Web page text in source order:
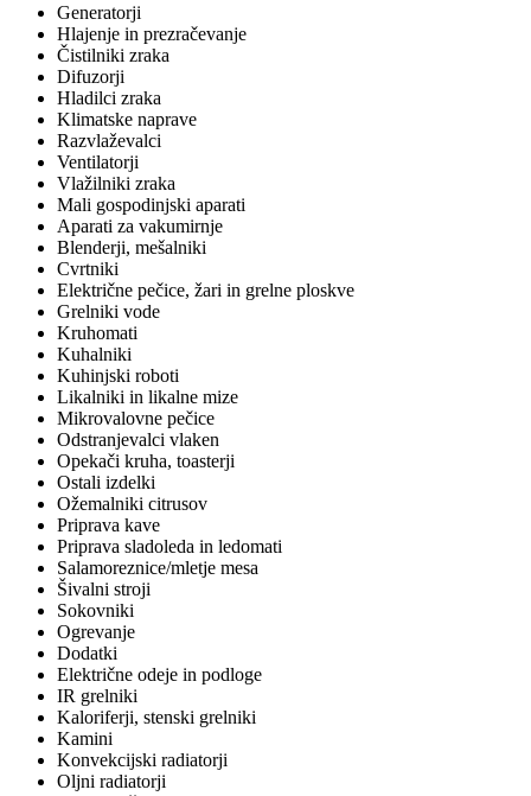
Generatorji
Hlajenje in prezračevanje
Čistilniki zraka
Difuzorji
Hladilci zraka
Klimatske naprave
Razvlaževalci
Ventilatorji
Vlažilniki zraka
Mali gospodinjski aparati
Aparati za vakumirnje
Blenderji, mešalniki
Cvrtniki
Električne pečice, žari in grelne ploskve
Grelniki vode
Kruhomati
Kuhalniki
Kuhinjski roboti
Likalniki in likalne mize
Mikrovalovne pečice
Odstranjevalci vlaken
Opekači kruha, toasterji
Ostali izdelki
Ožemalniki citrusov
Priprava kave
Priprava sladoleda in ledomati
Salamoreznice/mletje mesa
Šivalni stroji
Sokovniki
Ogrevanje
Dodatki
Električne odeje in podloge
IR grelniki
Kaloriferji, stenski grelniki
Kamini
Konvekcijski radiatorji
Oljni radiatorji